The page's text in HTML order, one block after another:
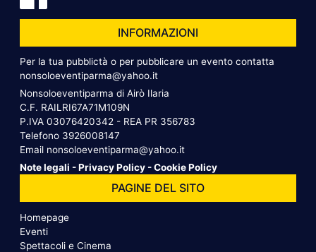
INFORMAZIONI
Per la tua pubblictà o per pubblicare un evento contatta
nonsoloeventiparma@yahoo.it
Nonsoloeventiparma di Airò Ilaria
C.F. RAILRI67A71M109N
P.IVA 03076420342 - REA PR 356783
Telefono 3926008147
Email nonsoloeventiparma@yahoo.it
Note legali -Privacy Policy -Cookie Policy
PAGINE DEL SITO
Homepage
Eventi
Spettacoli e Cinema